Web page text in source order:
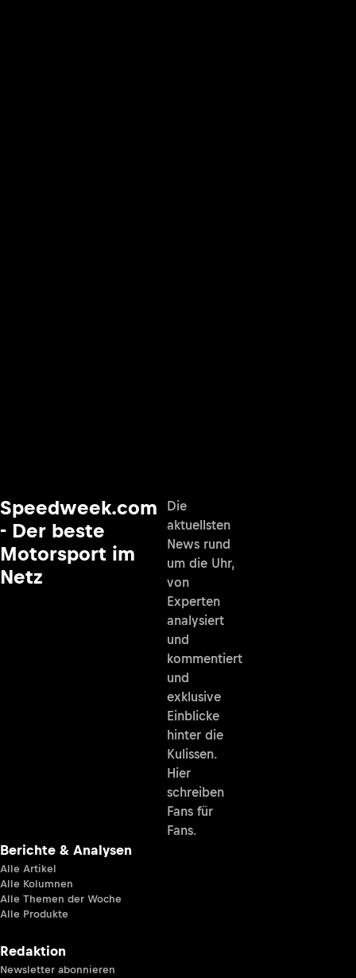
Speedweek.com
- Der beste
Motorsport im
Netz
Die
aktuellsten
News rund
um die Uhr,
von
Experten
analysiert
und
kommentiert
und
exklusive
Einblicke
hinter die
Kulissen.
Hier
schreiben
Fans für
Fans.
Berichte & Analysen
Alle Artikel
Alle Kolumnen
Alle Themen der Woche
Alle Produkte
Redaktion
Newsletter abonnieren